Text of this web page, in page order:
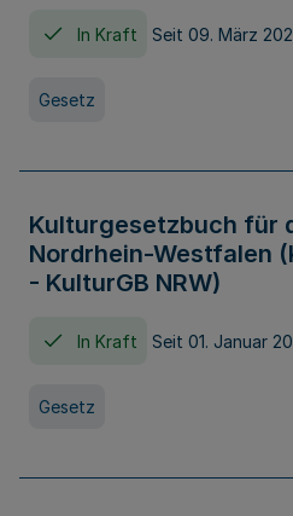
In Kraft Seit 09. März
Gesetz
Kulturgesetzbuch für
Nordrhein-Westfalen
- KulturGB NRW)
In Kraft Seit 01. Januar
Gesetz